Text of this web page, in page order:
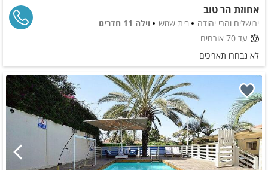
אחוזת הר טוב
ירושלים והרי יהודה בית שמש
וילה 11 חדרים
עד 70 אורחים
לא נבחרו תאריכים